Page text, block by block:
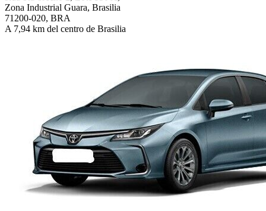
Zona Industrial Guara, Brasilia
71200-020, BRA
A 7,94 km del centro de Brasilia